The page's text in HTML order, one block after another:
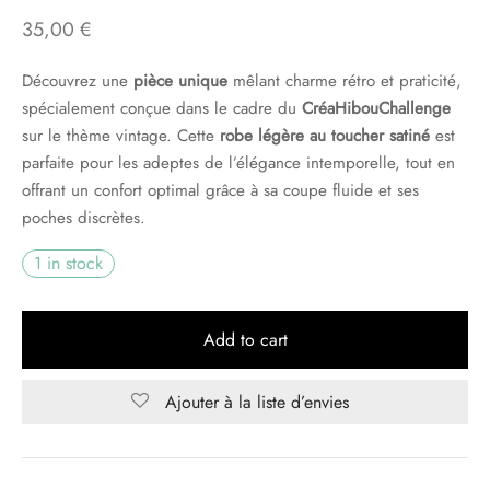
35,00 €
Découvrez une pièce unique mêlant charme rétro et praticité,
spécialement conçue dans le cadre du CréaHibouChallenge
sur le thème vintage. Cette robe légère au toucher satiné est
parfaite pour les adeptes de l’élégance intemporelle, tout en
offrant un confort optimal grâce à sa coupe fluide et ses
poches discrètes.
1 in stock
Add to cart
Ajouter à la liste d’envies